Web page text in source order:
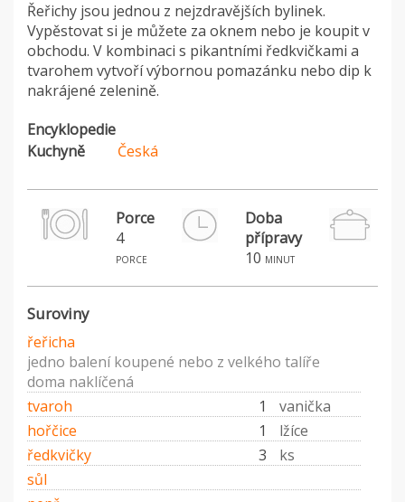
Řeřichy jsou jednou z nejzdravějších bylinek.
Vypěstovat si je můžete za oknem nebo je koupit v
obchodu. V kombinaci s pikantními ředkvičkami a
tvarohem vytvoří výbornou pomazánku nebo dip k
nakrájené zelenině.
Encyklopedie
Kuchyně
Česká
Porce
4
porce
Doba
přípravy
10 minut
Suroviny
řeřicha
jedno balení koupené nebo z velkého talíře
doma naklíčená
tvaroh
1
vanička
hořčice
1
lžíce
ředkvičky
3
ks
sůl